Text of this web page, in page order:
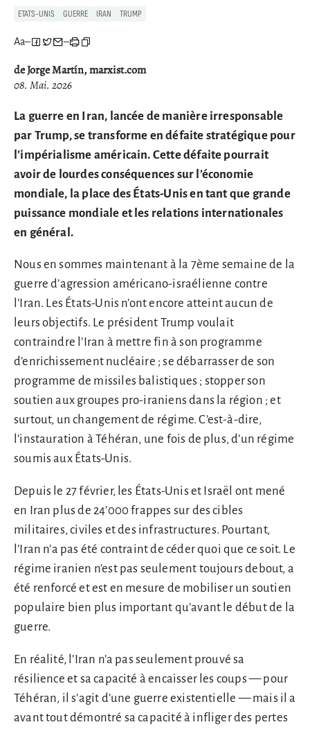
ETATS-UNIS GUERRE IRAN TRUMP
Aa– –
de Jorge Martín, marxist.com
08. Mai. 2026
La guerre en Iran, lancée de manière irresponsable
par Trump, se transforme en défaite stratégique pour
l’impérialisme américain. Cette défaite pourrait
avoir de lourdes conséquences sur l’économie
mondiale, la place des États-Unis en tant que grande
puissance mondiale et les relations internationales
en général.
Nous en sommes maintenant à la 7ème semaine de la
guerre d’agression américano-israélienne contre
l’Iran. Les États-Unis n’ont encore atteint aucun de
leurs objectifs. Le président Trump voulait
contraindre l’Iran à mettre fin à son programme
d’enrichissement nucléaire ; se débarrasser de son
programme de missiles balistiques ; stopper son
soutien aux groupes pro-iraniens dans la région ; et
surtout, un changement de régime. C’est-à-dire,
l’instauration à Téhéran, une fois de plus, d’un régime
soumis aux États-Unis.
Depuis le 27 février, les États-Unis et Israël ont mené
en Iran plus de 24’000 frappes sur des cibles
militaires, civiles et des infrastructures. Pourtant,
l’Iran n’a pas été contraint de céder quoi que ce soit. Le
régime iranien n’est pas seulement toujours debout, a
été renforcé et est en mesure de mobiliser un soutien
populaire bien plus important qu’avant le début de la
guerre.
En réalité, l’Iran n’a pas seulement prouvé sa
résilience et sa capacité à encaisser les coups — pour
Téhéran, il s’agit d’une guerre existentielle — mais il a
avant tout démontré sa capacité à infliger des pertes